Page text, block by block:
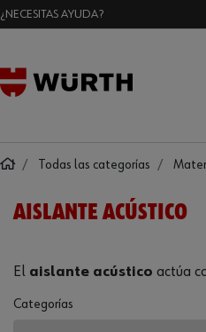
¿NECESITAS AYUDA?
Todas las categorías
AISLANTE ACÚSTICO
El aislante acústico actúa
Categorías